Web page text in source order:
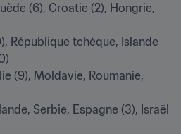
(6), Croatie (2), Hongrie,
République tchèque, Islande
(9), Moldavie, Roumanie,
Serbie, Espagne (3), Israël